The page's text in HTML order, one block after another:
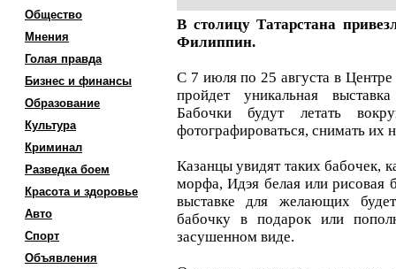
Общество
Мнения
Голая правда
Бизнес и финансы
Образование
Культура
Криминал
Разведка боем
Красота и здоровье
Авто
Спорт
Объявления
В столицу Татарстана
Филиппин.
С 7 июля по 25 августа в
пройдет уникальная
Бабочки будут летать
фотографироваться, снимать их
Казанцы увидят таких бабочек,
морфа, Идэя белая или рисовая
выставке для желающих
бабочку в подарок или
засушенном виде.